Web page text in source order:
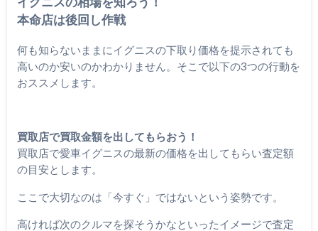
本命店は後回し作戦
何も知らないままにイグニスの下取り価格を提示されても
高いのか安いのかわかりません。そこで以下の3つの行動を
おススメします。
買取店で買取金額を出してもらおう！
買取店で愛車イグニスの最新の価格を出してもらい査定額
の目安とします。
ここで大切なのは「今すぐ」ではないという姿勢です。
高ければ次のクルマを探そうかなといったイメージで査定